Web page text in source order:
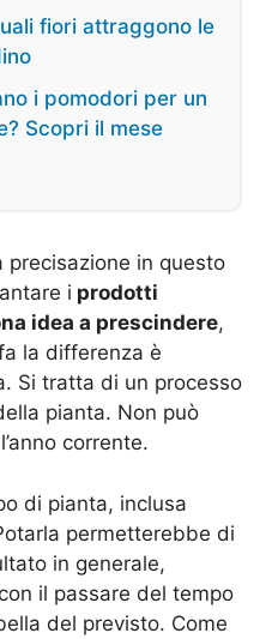
fiori attraggono le
i pomodori per un
Scopri il mese
precisazione in questo
i prodotti
idea a prescindere,
la differenza è
Si tratta di un processo
pianta. Non può
corrente.
di pianta, inclusa
permetterebbe di
in generale,
il passare del tempo
del previsto. Come